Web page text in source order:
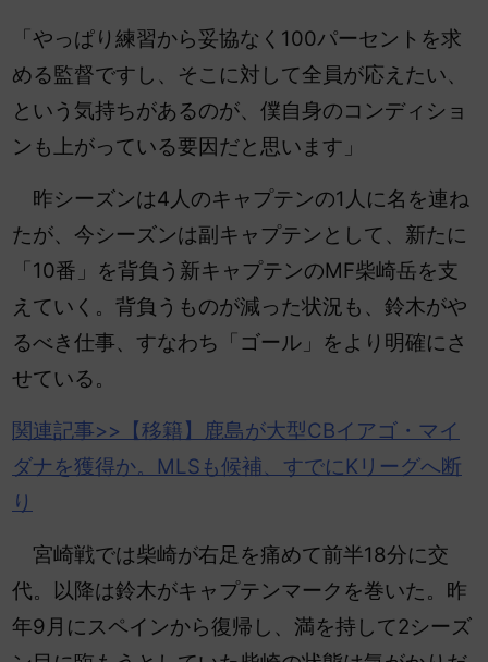
「やっぱり練習から妥協なく100パーセントを求
める監督ですし、そこに対して全員が応えたい、
という気持ちがあるのが、僕自身のコンディショ
ンも上がっている要因だと思います」
昨シーズンは4人のキャプテンの1人に名を連ね
たが、今シーズンは副キャプテンとして、新たに
「10番」を背負う新キャプテンのMF柴崎岳を支
えていく。背負うものが減った状況も、鈴木がや
るべき仕事、すなわち「ゴール」をより明確にさ
せている。
関連記事>>【移籍】 鹿島が大型CBイアゴ・マイ
ダナを獲得か。MLSも候補、すでにKリーグへ断
り
宮崎戦では柴崎が右足を痛めて前半18分に交
代。以降は鈴木がキャプテンマークを巻いた。昨
年9月にスペインから復帰し、満を持して2シーズ